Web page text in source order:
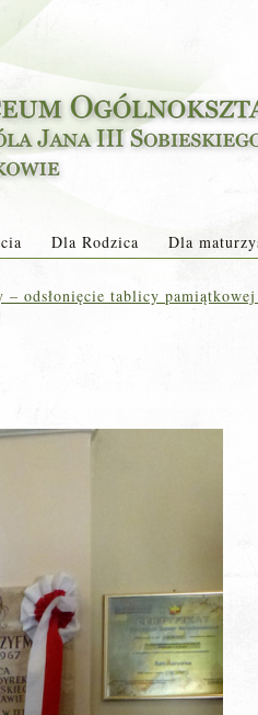
Dla Rodzica Dla
– odsłonięcie tablicy